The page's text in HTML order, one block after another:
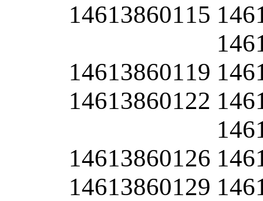
14613860115
14613860119
14613860122
14613860126
14613860129